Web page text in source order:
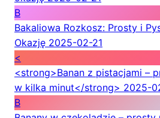
B
Bakaliowa Rozkosz: Prosty i
Okazję 2025-02-21
<
<strong>Banan z pistacjami –
w kilka minut</strong> 2025-
B